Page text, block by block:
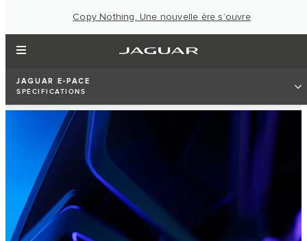
Copy Nothing. Une nouvelle ère s’ouvre
JAGUAR E-PACE
SPÉCIFICATIONS